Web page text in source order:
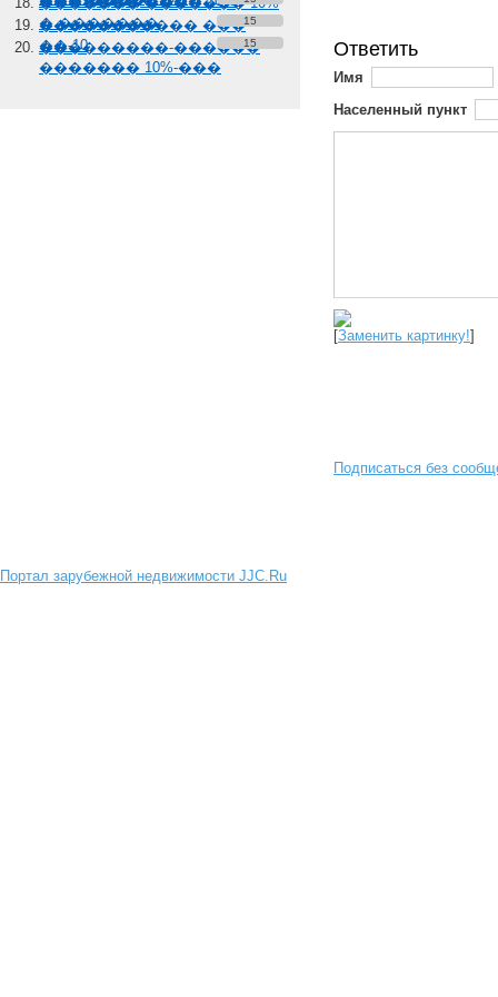
� �������
����������� ���
��-10
15
���������-������
������� 10%-���
15 Ответить
Имя
Населенный пункт
[Заменить картинку!]
Подписаться без
Портал зарубежной недвижимости JJC.Ru